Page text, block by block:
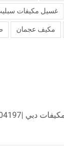
غسيل مكيفات
مكيف عجمان